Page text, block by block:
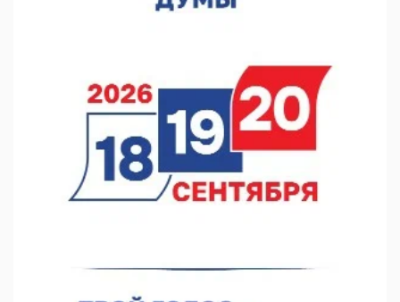
покраской телебашни
07.08.2026 11:20
В автобусах Арзамаса устанавливают терминалы оплаты
07.08.2026 11:03